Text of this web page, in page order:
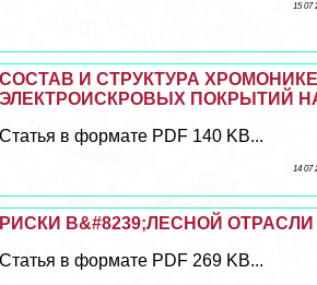
15 07
СОСТАВ И СТРУКТУРА
ЭЛЕКТРОИСКРОВЫХ ПОКРЫТИЙ
Статья в формате PDF 140 KB...
14 07
РИСКИ В&#8239;ЛЕСНОЙ ОТРАСЛИ
Статья в формате PDF 269 KB...